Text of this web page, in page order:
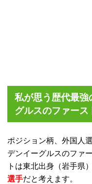
私が思う歴代最強
グルスのファース
ポジション柄、外国人
デンイーグルスのファ
トは東北出身（岩手県
選手だと考えます。